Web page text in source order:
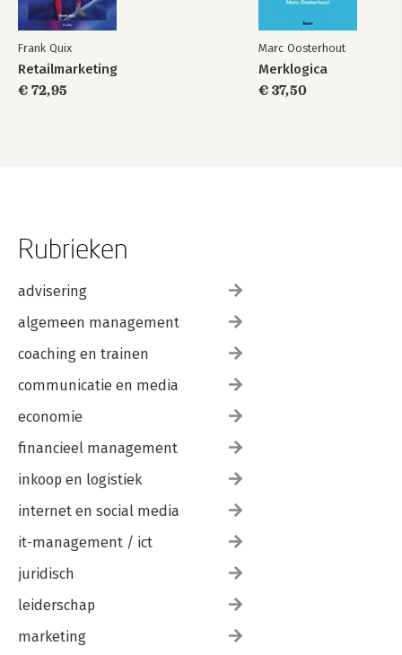
Frank Quix
Retailmarketing
€ 72,95
Marc Oosterhout
Merklogica
€ 37,50
Rubrieken
advisering
algemeen management
coaching en trainen
communicatie en media
economie
financieel management
inkoop en logistiek
internet en social media
it-management / ict
juridisch
leiderschap
marketing